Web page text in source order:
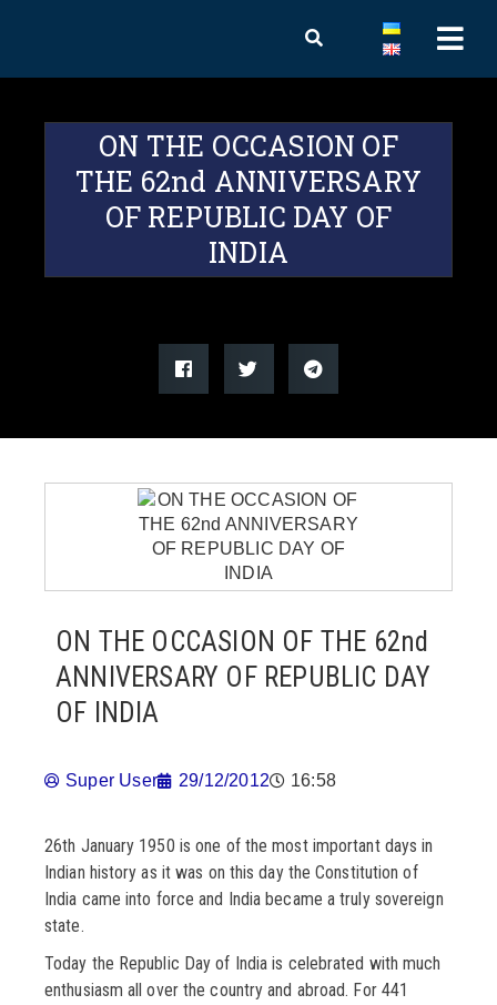
ON THE OCCASION OF
THE 62nd ANNIVERSARY
OF REPUBLIC DAY OF
INDIA
ON THE OCCASION OF THE 62nd
ANNIVERSARY OF REPUBLIC DAY
OF INDIA
Super User 29/12/2012 16:58
26th January 1950 is one of the most important days in
Indian history as it was on this day the Constitution of
India came into force and India became a truly sovereign
state.
Today the Republic Day of India is celebrated with much
enthusiasm all over the country and abroad. For 441